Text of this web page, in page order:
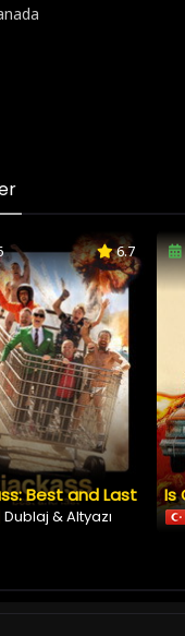
6.7
Best and Last
Dublaj & Altyazı
Is